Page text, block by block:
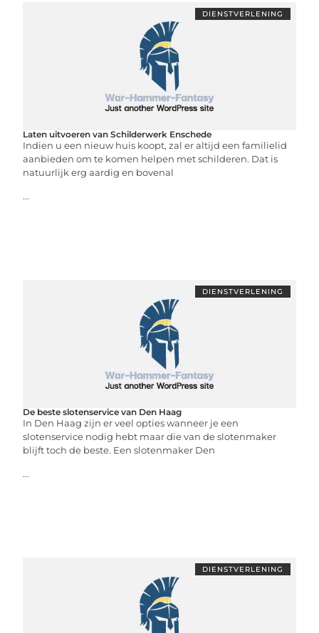
DIENSTVERLENING
Laten uitvoeren van Schilderwerk Enschede
Indien u een nieuw huis koopt, zal er altijd een familielid
aanbieden om te komen helpen met schilderen. Dat is
natuurlijk erg aardig en bovenal
...
DIENSTVERLENING
De beste slotenservice van Den Haag
In Den Haag zijn er veel opties wanneer je een
slotenservice nodig hebt maar die van de slotenmaker
blijft toch de beste. Een slotenmaker Den
...
DIENSTVERLENING